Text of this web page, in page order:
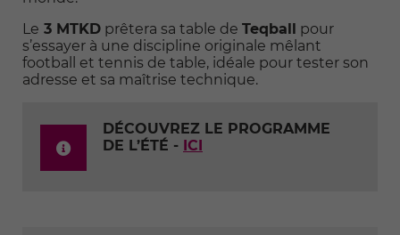
Le 3 MTKD prêtera sa table de Teqball pour
s’essayer à une discipline originale mêlant
football et tennis de table, idéale pour tester son
adresse et sa maîtrise technique.
DÉCOUVREZ LE PROGRAMME
DE L’ÉTÉ - ICI